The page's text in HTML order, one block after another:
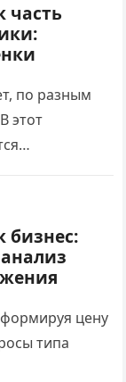
часть
по разным
этот
бизнес:
цену
типа